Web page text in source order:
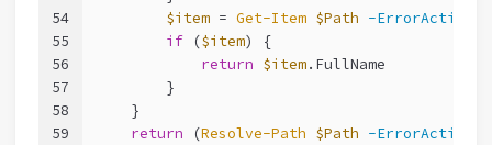
54
55
56
57
58
59
$item = Get-Item $Path -ErrorAction
if ($item) {
return $item.FullName
        }
    }
return (Resolve-Path $Path -ErrorAction